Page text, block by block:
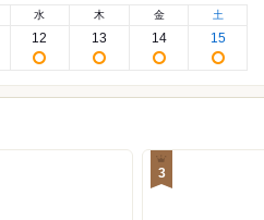
水
12
木
13
金
14
土
15
3